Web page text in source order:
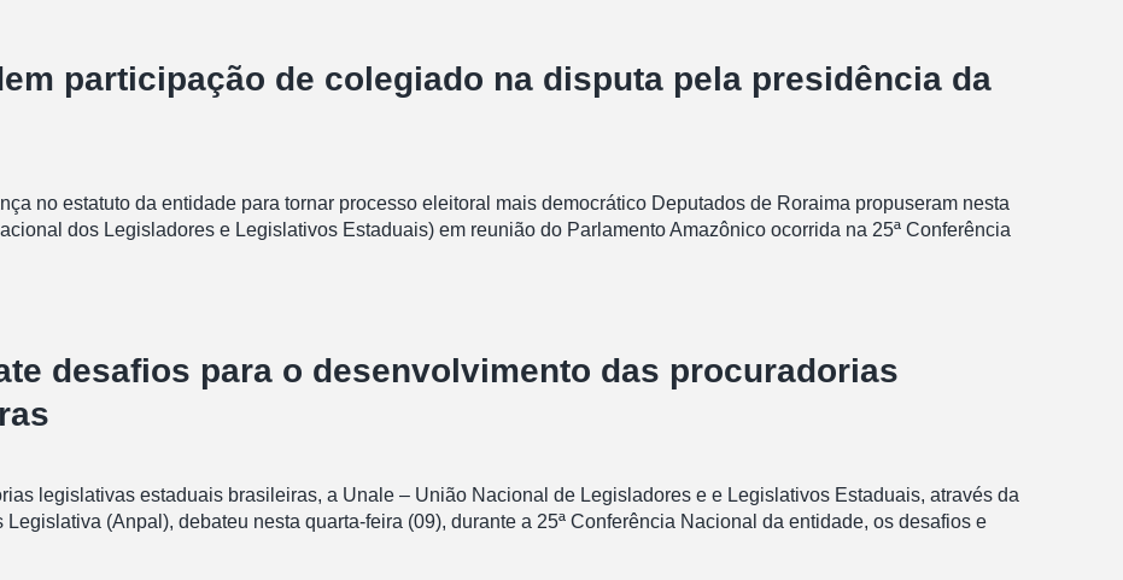
participação de colegiado na disputa pela presidência da
no estatuto da entidade para tornar processo eleitoral mais democrático Deputados de Roraima propuseram nesta
dos Legisladores e Legislativos Estaduais) em reunião do Parlamento Amazônico ocorrida na 25ª Conferência
desafios para o desenvolvimento das procuradorias
legislativas estaduais brasileiras, a Unale – União Nacional de Legisladores e e Legislativos Estaduais, através da
(Anpal), debateu nesta quarta-feira (09), durante a 25ª Conferência Nacional da entidade, os desafios e